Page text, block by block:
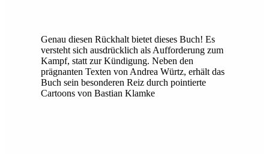
Genau diesen Rückhalt bietet dieses Buch! Es
versteht sich ausdrücklich als Aufforderung zum
Kampf, statt zur Kündigung. Neben den
prägnanten Texten von Andrea Würtz, erhält das
Buch sein besonderen Reiz durch pointierte
Cartoons von Bastian Klamke